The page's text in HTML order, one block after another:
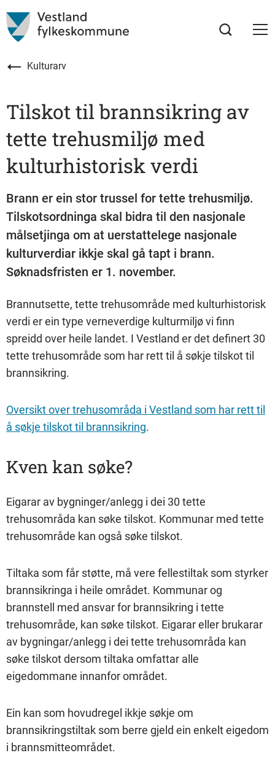
Kulturarv
Tilskot til brannsikring av
tette trehusmiljø med
kulturhistorisk verdi
Brann er ein stor trussel for tette trehusmiljø.
Tilskotsordninga skal bidra til den nasjonale
målsetjinga om at uerstattelege nasjonale
kulturverdiar ikkje skal gå tapt i brann.
Søknadsfristen er 1. november.
Brannutsette, tette trehusområde med kulturhistorisk
verdi er ein type verneverdige kulturmiljø vi finn
spreidd over heile landet. I Vestland er det definert 30
tette trehusområde som har rett til å søkje tilskot til
brannsikring.
Oversikt over trehusområda i Vestland som har rett til
å søkje tilskot til brannsikring.
Kven kan søke?
Eigarar av bygninger/anlegg i dei 30 tette
trehusområda kan søke tilskot. Kommunar med tette
trehusområde kan også søke tilskot.
Tiltaka som får støtte, må vere fellestiltak som styrker
brannsikringa i heile området. Kommunar og
brannstell med ansvar for brannsikring i tette
trehusområde, kan søke tilskot. Eigarar eller brukarar
av bygningar/anlegg i dei tette trehusområda kan
søke tilskot dersom tiltaka omfattar alle
eigedommane innanfor området.
Ein kan som hovudregel ikkje søkje om
brannsikringstiltak som berre gjeld ein enkelt eigedom
i brannsmitteområdet.